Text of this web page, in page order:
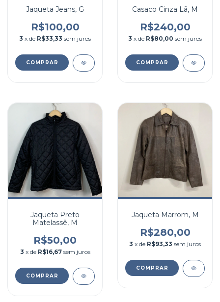
Jaqueta Jeans, G
R$100,00
3 x de R$33,33 sem juros
COMPRAR
Casaco Cinza Lã, M
R$240,00
3 x de R$80,00 sem juros
COMPRAR
Jaqueta Preto
Matelassê, M
R$50,00
3 x de R$16,67 sem juros
COMPRAR
Jaqueta Marrom, M
R$280,00
3 x de R$93,33 sem juros
COMPRAR